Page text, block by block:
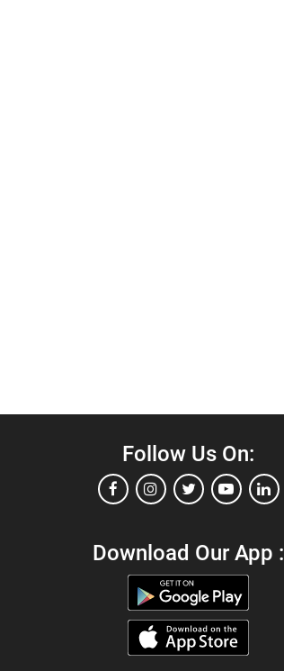
Follow Us On:
Download Our App :